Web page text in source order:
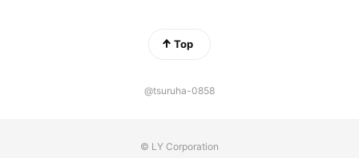
Top
@tsuruha-0858
© LY Corporation